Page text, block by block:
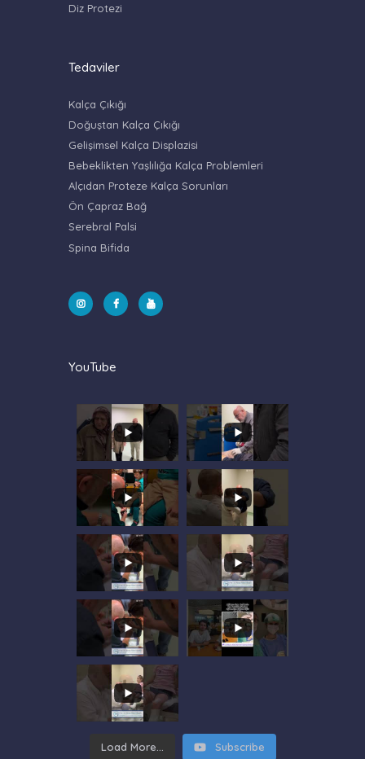
Diz Protezi
Tedaviler
Kalça Çıkığı
Doğuştan Kalça Çıkığı
Gelişimsel Kalça Displazisi
Bebeklikten Yaşlılığa Kalça Problemleri
Alçıdan Proteze Kalça Sorunları
Ön Çapraz Bağ
Serebral Palsi
Spina Bifida
YouTube
Load More... Subscribe